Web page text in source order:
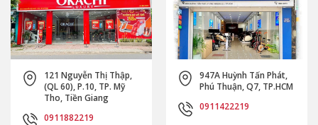
121 Nguyễn Thị Thập,
(QL 60), P.10, TP. Mỹ
Tho, Tiền Giang
0911882219
947A Huỳnh Tấn Phát,
Phú Thuận, Q7, TP.HCM
0911422219